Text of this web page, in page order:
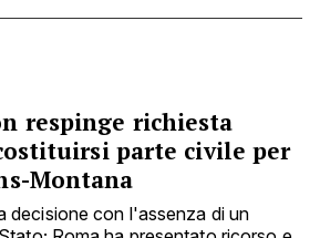
respinge richiesta
parte civile per
Montana
decisione con l'assenza di un